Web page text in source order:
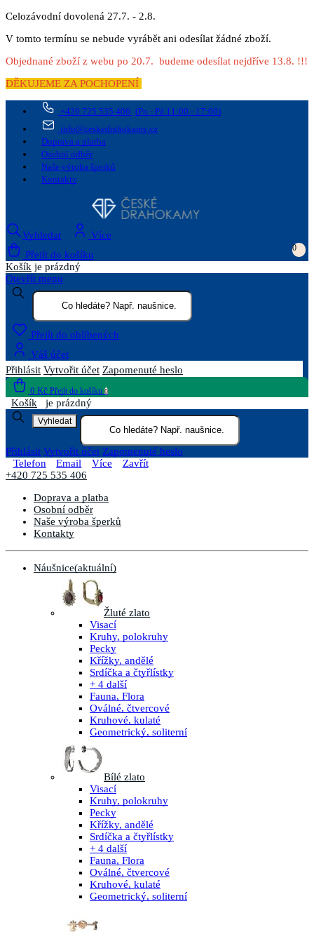
Celozávodní dovolená 27.7. - 2.8.
V tomto termínu se nebude vyrábět ani odesílat žádné zboží.
Objednané zboží z webu po 20.7. budeme odesílat nejdříve 13.8. !!!
DĚKUJEME ZA POCHOPENÍ
+420 725 535 406 (Po - Pá 11:00 - 17:00)
info@ceskedrahokamy.cz
Doprava a platba
Osobní odběr
Naše výroba šperků
Kontakty
Vyhledat
Více
Přejít do košíku
0
Košík je prázdný
Otevřít menu
Přejít do oblíbených
Váš účet
Přihlásit Vytvořit účet Zapomenuté heslo
0 Kč Přejít do košíku 0
Košík je prázdný
Vyhledat
Přihlásit Vytvořit účet Zapomenuté heslo
Telefon
Email Více
Zavřít
+420 725 535 406
Doprava a platba
Osobní odběr
Naše výroba šperků
Kontakty
Náušnice(aktuální)
Žluté zlato
Visací
Kruhy, polokruhy
Pecky
Křížky, andělé
Srdíčka a čtyřlístky
+ 4 další
Fauna, Flora
Oválné, čtvercové
Kruhové, kulaté
Geometrický, soliterní
Bílé zlato
Visací
Kruhy, polokruhy
Pecky
Křížky, andělé
Srdíčka a čtyřlístky
+ 4 další
Fauna, Flora
Oválné, čtvercové
Kruhové, kulaté
Geometrický, soliterní